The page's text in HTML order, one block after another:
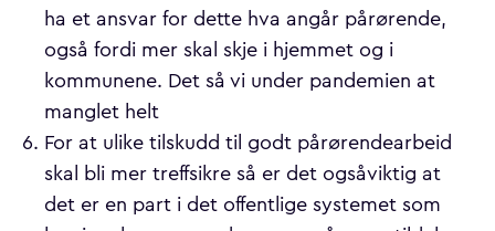
ha et ansvar for dette hva angår pårørende,
også fordi mer skal skje i hjemmet og i
kommunene. Det så vi under pandemien at
manglet helt
For at ulike tilskudd til godt pårørendearbeid
skal bli mer treffsikre så er det ogsåviktig at
det er en part i det offentlige systemet som